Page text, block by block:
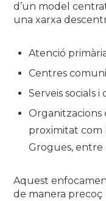
d’un model
una xarxa
Atenció
Centres
Serveis socials
Organitzacions
proximitat com
Grogues, entre
Aquest
de manera precoç